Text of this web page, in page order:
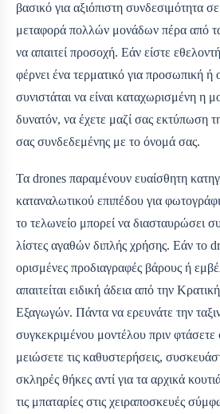
βασικό για αξιόπιστη συνδεσιμότητα
μεταφορά πολλών μονάδων πέρα από
να απαιτεί προσοχή. Εάν είστε
φέρνει ένα τερματικό για προσωπική ή
συνιστάται να είναι καταχωρισμένη η
δυνατόν, να έχετε μαζί σας εκτύπωση
σας συνδεδεμένης με το όνομά σας.
Τα drones παραμένουν ευαίσθητη
καταναλωτικού επιπέδου για
το τελωνείο μπορεί να διασταυρώσει
λίστες αγαθών διπλής χρήσης. Εάν το
ορισμένες προδιαγραφές βάρους ή
απαιτείται ειδική άδεια από την
Εξαγωγών. Πάντα να ερευνάτε την
συγκεκριμένου μοντέλου πριν
μειώσετε τις καθυστερήσεις,
σκληρές θήκες αντί για τα αρχικά
τις μπαταρίες στις χειραποσκευές